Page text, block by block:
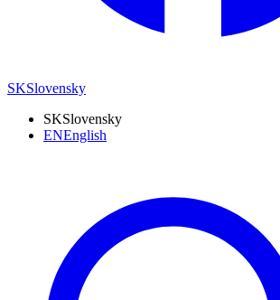
SKSlovensky
SKSlovensky
ENEnglish